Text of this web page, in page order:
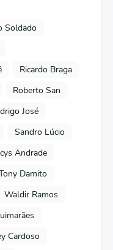
Soldado
Ricardo Braga
Roberto San
José
Sandro Lúcio
Andrade
Damito
Waldir Ramos
Cardoso